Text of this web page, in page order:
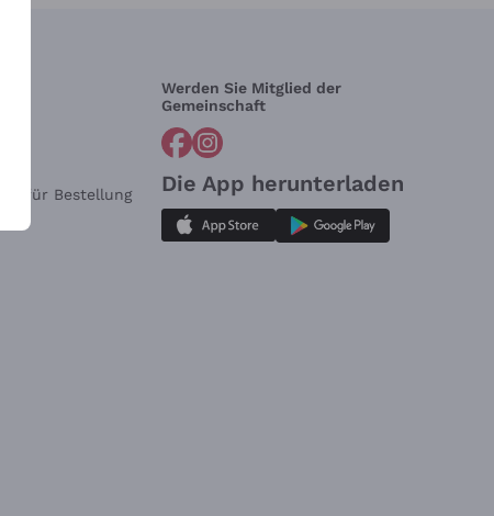
für Bestellung
Werden Sie Mitglied der
Gemeinschaft
Die App herunterladen